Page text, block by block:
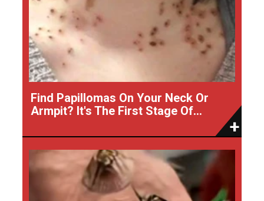
Find Papillomas On Your Neck Or
Armpit? It's The First Stage Of...